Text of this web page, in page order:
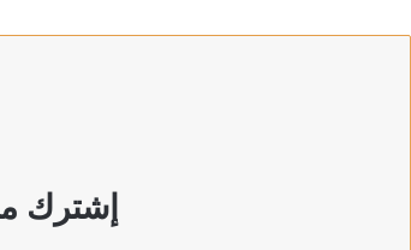
ترامب: سنقصف إيران بقوة ردا على
إشترك